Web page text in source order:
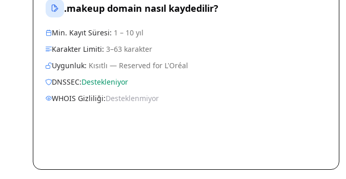
.makeup domain nasıl kaydedilir?
Min. Kayıt Süresi: 1 – 10 yıl
Karakter Limiti: 3–63 karakter
Uygunluk: Kısıtlı — Reserved for L'Oréal
DNSSEC:Destekleniyor
WHOIS Gizliliği:Desteklenmiyor